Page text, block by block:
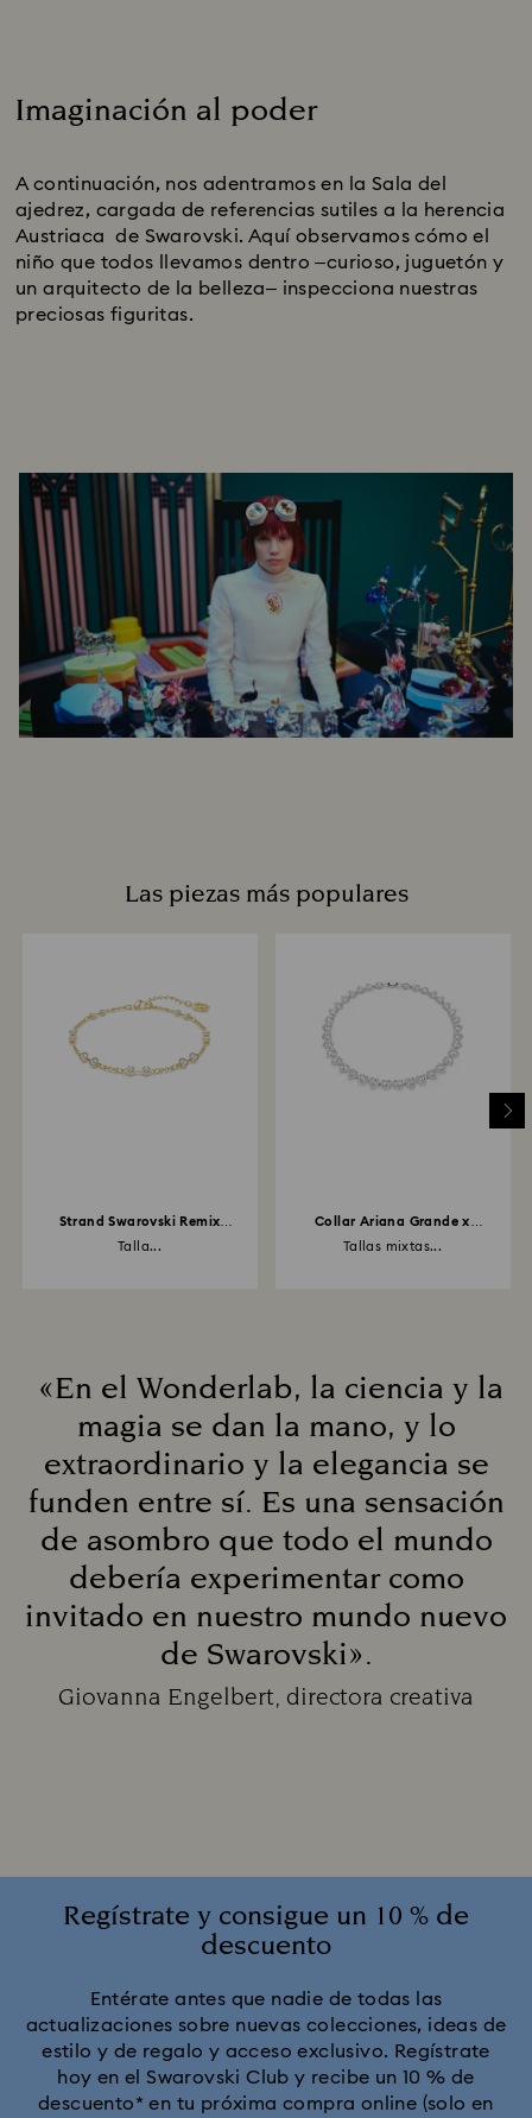
Imaginación al poder
A continuación, nos adentramos en la Sala del
ajedrez, cargada de referencias sutiles a la herencia
Austriaca de Swarovski. Aquí observamos cómo el
niño que todos llevamos dentro –curioso, juguetón y
un arquitecto de la belleza– inspecciona nuestras
preciosas figuritas.
Las piezas más populares
Strand Swarovski Remix
Talla...
Collar Ariana Grande x
Tallas mixtas...
«En el Wonderlab, la ciencia y la
magia se dan la mano, y lo
extraordinario y la elegancia se
funden entre sí. Es una sensación
de asombro que todo el mundo
debería experimentar como
invitado en nuestro mundo nuevo
de Swarovski».
Title:
Giovanna Engelbert, directora creativa
Regístrate y consigue un 10 % de
descuento
Entérate antes que nadie de todas las
actualizaciones sobre nuevas colecciones, ideas de
estilo y de regalo y acceso exclusivo. Regístrate
hoy en el Swarovski Club y recibe un 10 % de
descuento* en tu próxima compra online (solo en